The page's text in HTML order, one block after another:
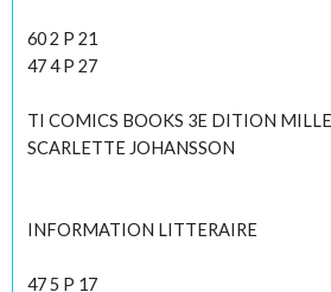
60 2 P 21
47 4 P 27
TI COMICS BOOKS 3E DITION
SCARLETTE JOHANSSON
INFORMATION LITTERAIRE
47 5 P 17